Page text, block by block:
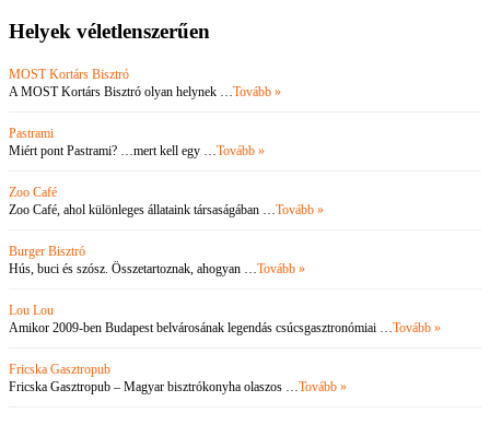
Helyek véletlenszerűen
MOST Kortárs Bisztró
A MOST Kortárs Bisztró olyan helynek … Tovább »
Pastrami
Miért pont Pastrami? …mert kell egy … Tovább »
Zoo Café
Zoo Café, ahol különleges állataink társaságában … Tovább »
Burger Bisztró
Hús, buci és szósz. Összetartoznak, ahogyan … Tovább »
Lou Lou
Amikor 2009-ben Budapest belvárosának legendás csúcsgasztronómiai … Tovább »
Fricska Gasztropub
Fricska Gasztropub – Magyar bisztrókonyha olaszos … Tovább »